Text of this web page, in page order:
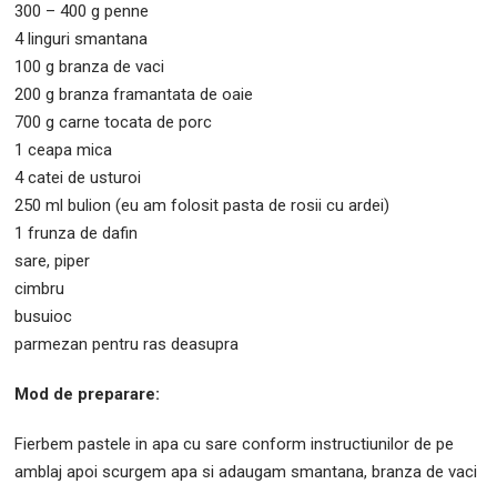
300 – 400 g penne
4 linguri smantana
100 g branza de vaci
200 g branza framantata de oaie
700 g carne tocata de porc
1 ceapa mica
4 catei de usturoi
250 ml bulion (eu am folosit pasta de rosii cu ardei)
1 frunza de dafin
sare, piper
cimbru
busuioc
parmezan pentru ras deasupra
Mod de preparare:
Fierbem pastele in apa cu sare conform instructiunilor de pe
amblaj apoi scurgem apa si adaugam smantana, branza de vaci